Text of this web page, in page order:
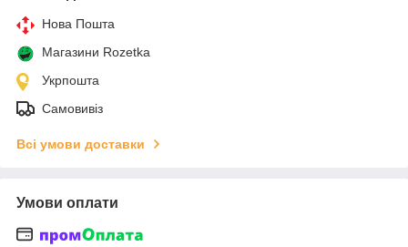
Нова Пошта
Магазини Rozetka
Укрпошта
Самовивіз
Всі умови доставки
Умови оплати